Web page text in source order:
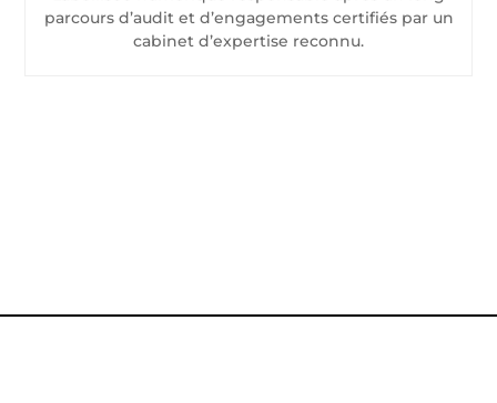
parcours d’audit et d’engagements certifiés par un
cabinet d’expertise reconnu.